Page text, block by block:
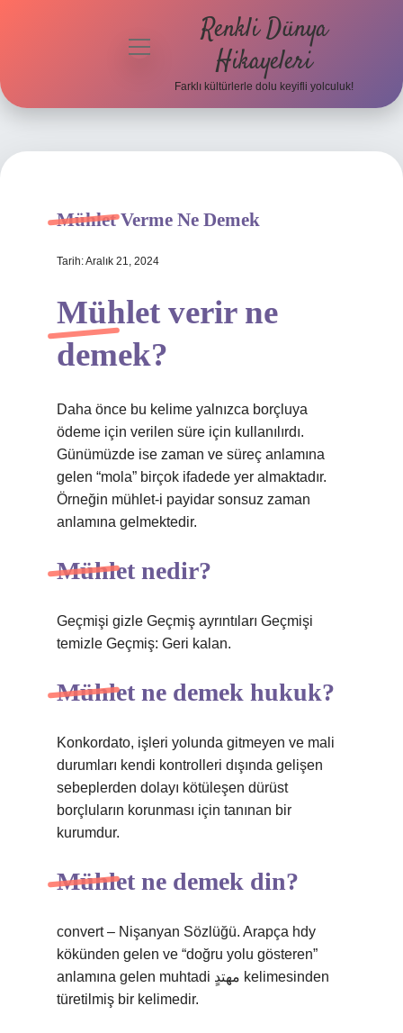
menüyü
Renkli Dünya
Hikayeleri
Farklı kültürlerle dolu keyifli yolculuk!
Mühlet Verme Ne Demek
Tarih: Aralık 21, 2024
Mühlet verir ne
demek?
Daha önce bu kelime yalnızca borçluya
ödeme için verilen süre için kullanılırdı.
Günümüzde ise zaman ve süreç anlamına
gelen “mola” birçok ifadede yer almaktadır.
Örneğin mühlet-i payidar sonsuz zaman
anlamına gelmektedir.
Mühlet nedir?
Geçmişi gizle Geçmiş ayrıntıları Geçmişi
temizle Geçmiş: Geri kalan.
Mühlet ne demek hukuk?
Konkordato, işleri yolunda gitmeyen ve mali
durumları kendi kontrolleri dışında gelişen
sebeplerden dolayı kötüleşen dürüst
borçluların korunması için tanınan bir
kurumdur.
Mühlet ne demek din?
convert – Nişanyan Sözlüğü. Arapça hdy
kökünden gelen ve “doğru yolu gösteren”
anlamına gelen muhtadi مهتدٍ kelimesinden
türetilmiş bir kelimedir.